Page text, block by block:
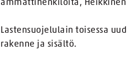
ammattihenkilöitä,
Lastensuojelulain toisessa
rakenne ja sisältö.